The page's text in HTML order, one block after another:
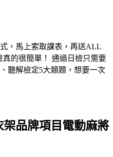
，馬上索取課表，再送ALL
真的很簡單！ 通過日檢只需要
聽解檢定5大類題，想要一次
品牌項目電動麻將